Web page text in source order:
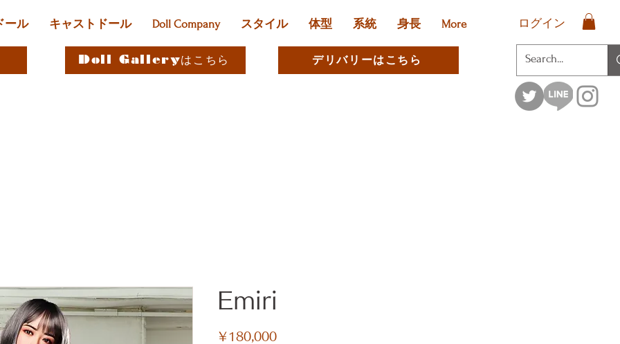
ログイン
ール キャストドール Doll Company スタイル 体型 系統 身長 More
Doll Galleryはこちら デリバリーはこちら
Emiri
￥180,000価